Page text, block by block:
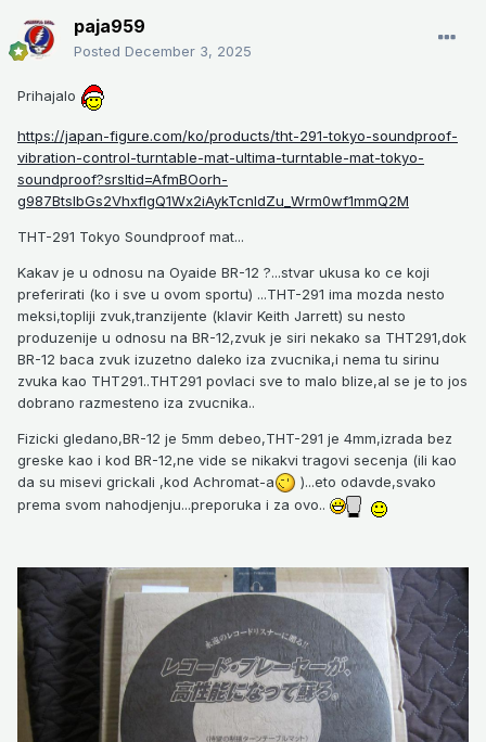
paja959
Posted December 3, 2025
Prihajalo
https://japan-figure.com/ko/products/tht-291-tokyo-soundproof-
vibration-control-turntable-mat-ultima-turntable-mat-tokyo-
soundproof?srsltid=AfmBOorh-
g987BtslbGs2VhxflgQ1Wx2iAykTcnIdZu_Wrm0wf1mmQ2M
THT-291 Tokyo Soundproof mat...
Kakav je u odnosu na Oyaide BR-12 ?...stvar ukusa ko ce koji
preferirati (ko i sve u ovom sportu) ...THT-291 ima mozda nesto
meksi,topliji zvuk,tranzijente (klavir Keith Jarrett) su nesto
produzenije u odnosu na BR-12,zvuk je siri nekako sa THT291,dok
BR-12 baca zvuk izuzetno daleko iza zvucnika,i nema tu sirinu
zvuka kao THT291..THT291 povlaci sve to malo blize,al se je to jos
dobrano razmesteno iza zvucnika..
Fizicki gledano,BR-12 je 5mm debeo,THT-291 je 4mm,izrada bez
greske kao i kod BR-12,ne vide se nikakvi tragovi secenja (ili kao
da su misevi grickali ,kod Achromat-a
)...eto odavde,svako
prema svom nahodjenju...preporuka i za ovo..